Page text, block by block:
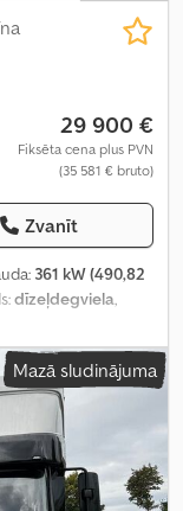
29 900 €
Fiksēta cena plus PVN
(35 581 € bruto)
Zvanīt
361 kW (490,82
dīzeļdegviela,
bāze:4 500 mm,
kabīne:gulēšanas
Euro 6, piekares
telpas tilpums:
platums:
, gultas vietu skaits:2,
diferenciāļa
Mazā sludinājuma